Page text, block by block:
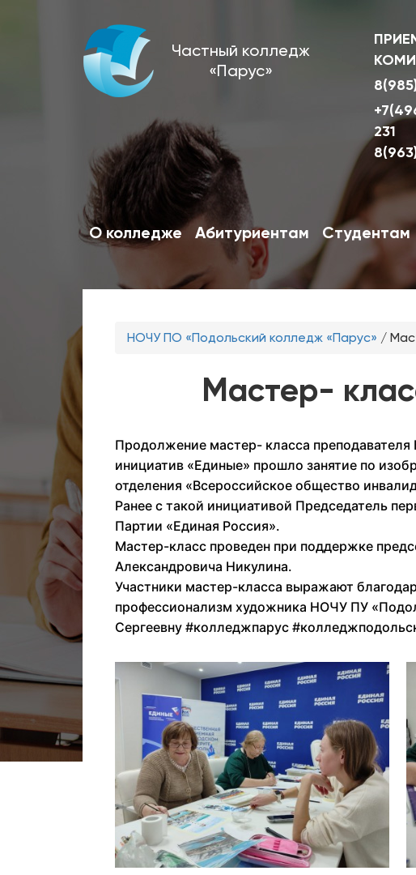
Частный колледж
«Парус»
231
О колледже Абитуриентам Студентам
Вы
НОЧУ ПО «Подольский колледж «Парус» /
Мастер-
Продолжение мастер- класса
инициатив «Единые» прошло занятие по
отделения «Всероссийское общество
Ранее с такой инициативой Председатель
Партии «Единая Россия».
Мастер-класс проведен при поддержке
Александровича Никулина.
Участники мастер-класса выражают
профессионализм художника НОЧУ ПУ
Сергеевну #колледжпарус